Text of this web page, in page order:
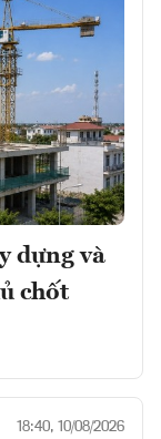
dựng và
chốt
18:40, 10/08/2026